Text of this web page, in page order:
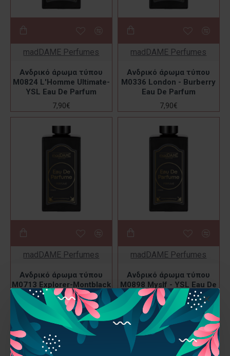
madDAME Perfumes
Ανδρικό άρωμα τύπου
M0824 L'Homme Ultimate-
YSL Eau De Parfum
7,90€
madDAME Perfumes
Ανδρικό άρωμα τύπου
M0336 London - Burberry
Eau De Parfum
7,90€
madDAME Perfumes
Ανδρικό άρωμα τύπου
M0713 Explorer-Montblack
Eau De Parfum
7,90€
madDAME Perfumes
Ανδρικό άρωμα τύπου
M0898 Myslf - YSL Eau De
Parfum
7,90€